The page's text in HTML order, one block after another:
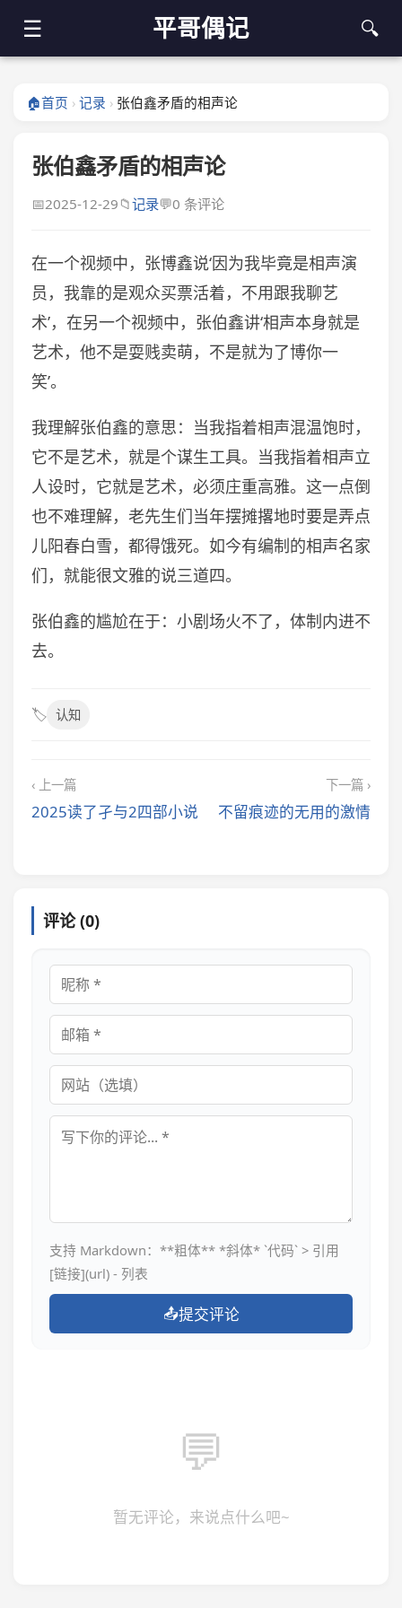
☰ 平哥偶记 🔍
🏠首页 › 记录 › 张伯鑫矛盾的相声论
张伯鑫矛盾的相声论
📅2025-12-29 📁记录💬0 条评论
在一个视频中，张博鑫说‘因为我毕竟是相声演
员，我靠的是观众买票活着，不用跟我聊艺
术’，在另一个视频中，张伯鑫讲‘相声本身就是
艺术，他不是耍贱卖萌，不是就为了博你一
笑’。
我理解张伯鑫的意思：当我指着相声混温饱时，
它不是艺术，就是个谋生工具。当我指着相声立
人设时，它就是艺术，必须庄重高雅。这一点倒
也不难理解，老先生们当年摆摊撂地时要是弄点
儿阳春白雪，都得饿死。如今有编制的相声名家
们，就能很文雅的说三道四。
张伯鑫的尴尬在于：小剧场火不了，体制内进不
去。
🏷️ 认知
‹ 上一篇
2025读了孑与2四部小说
下一篇 ›
不留痕迹的无用的激情
评论 (0)
昵称
邮箱
网站
评论内容
支持 Markdown：**粗体** *斜体* `代码` > 引用
[链接](url) - 列表
📤提交评论
💬
暂无评论，来说点什么吧~